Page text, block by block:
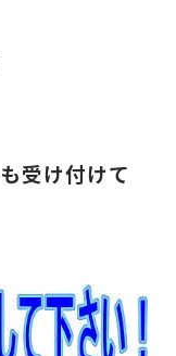
受け付けて